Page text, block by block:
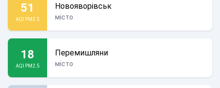
51
AQI PM2.5
Новояворівськ
місто
18
AQI PM2.5
Перемишляни
місто